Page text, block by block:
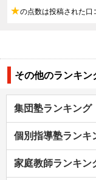
★の点数は投稿された口
その他のランキン
集団塾ランキング
個別指導塾ランキ
家庭教師ランキン